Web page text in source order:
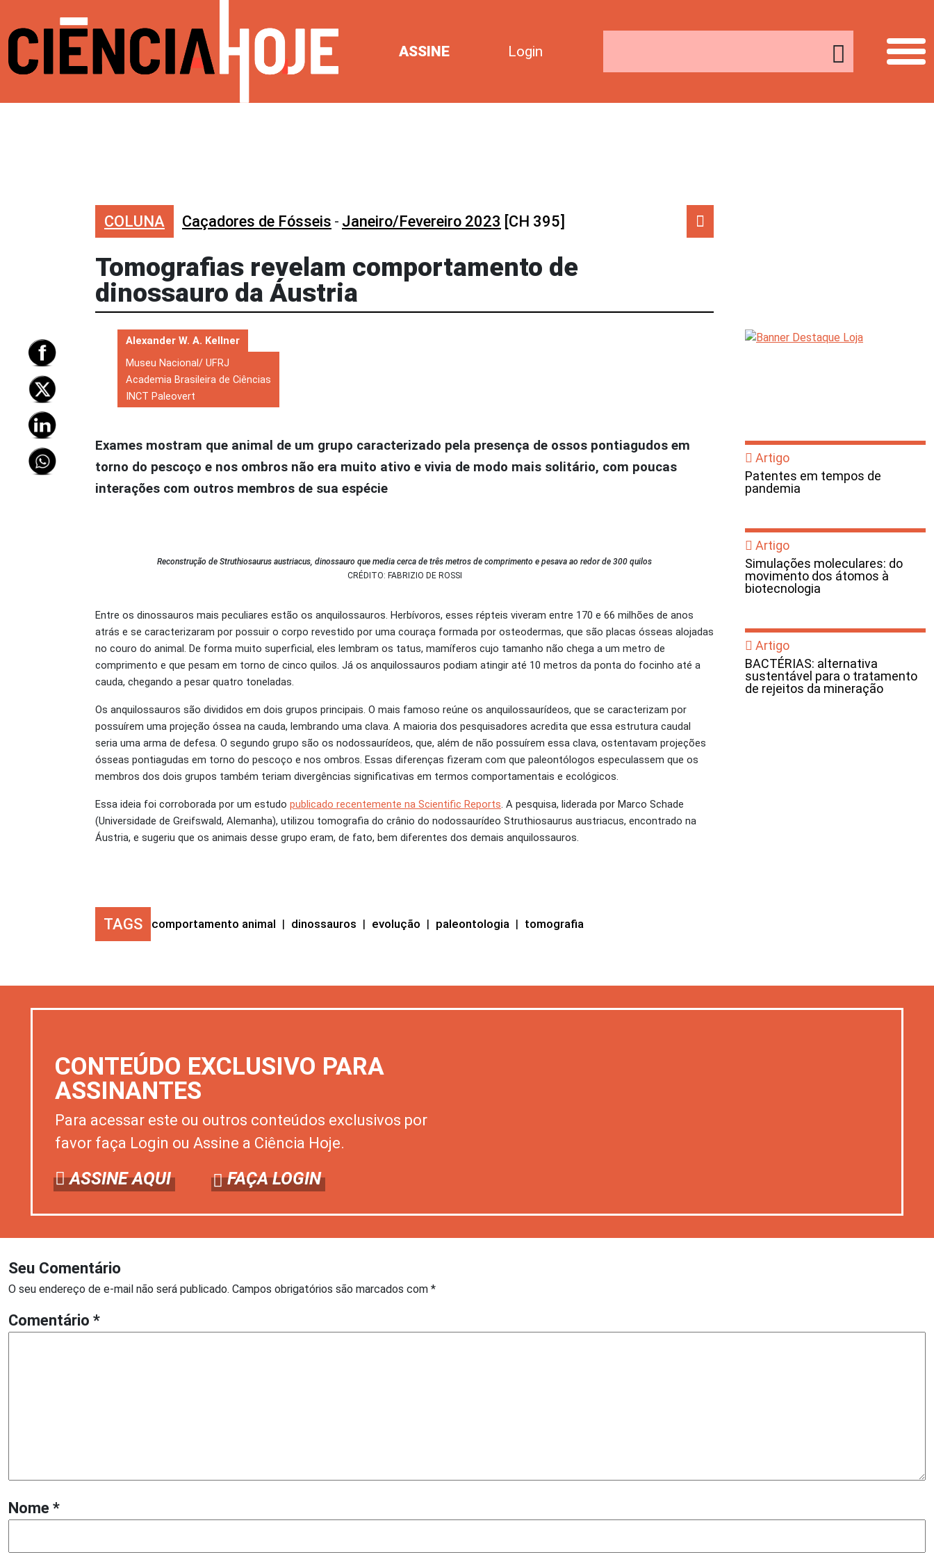
ASSINE Login
COLUNA Caçadores de Fósseis - Janeiro/Fevereiro 2023 [CH 395]
Tomografias revelam comportamento de
dinossauro da Áustria
Alexander W. A. Kellner
Museu Nacional/ UFRJ
Academia Brasileira de Ciências
INCT Paleovert
Exames mostram que animal de um grupo caracterizado pela presença de ossos pontiagudos em
torno do pescoço e nos ombros não era muito ativo e vivia de modo mais solitário, com poucas
interações com outros membros de sua espécie
Reconstrução de Struthiosaurus austriacus, dinossauro que media cerca de três metros de comprimento e pesava ao redor de 300 quilos
CRÉDITO: FABRIZIO DE ROSSI
Entre os dinossauros mais peculiares estão os anquilossauros. Herbívoros, esses répteis viveram entre 170 e 66 milhões de anos
atrás e se caracterizaram por possuir o corpo revestido por uma couraça formada por osteodermas, que são placas ósseas alojadas
no couro do animal. De forma muito superficial, eles lembram os tatus, mamíferos cujo tamanho não chega a um metro de
comprimento e que pesam em torno de cinco quilos. Já os anquilossauros podiam atingir até 10 metros da ponta do focinho até a
cauda, chegando a pesar quatro toneladas.
Os anquilossauros são divididos em dois grupos principais. O mais famoso reúne os anquilossaurídeos, que se caracterizam por
possuírem uma projeção óssea na cauda, lembrando uma clava. A maioria dos pesquisadores acredita que essa estrutura caudal
seria uma arma de defesa. O segundo grupo são os nodossaurídeos, que, além de não possuírem essa clava, ostentavam projeções
ósseas pontiagudas em torno do pescoço e nos ombros. Essas diferenças fizeram com que paleontólogos especulassem que os
membros dos dois grupos também teriam divergências significativas em termos comportamentais e ecológicos.
Essa ideia foi corroborada por um estudo publicado recentemente na Scientific Reports. A pesquisa, liderada por Marco Schade
(Universidade de Greifswald, Alemanha), utilizou tomografia do crânio do nodossaurídeo Struthiosaurus austriacus, encontrado na
Áustria, e sugeriu que os animais desse grupo eram, de fato, bem diferentes dos demais anquilossauros.
TAGS comportamento animal | dinossauros | evolução | paleontologia | tomografia
Artigo
Patentes em tempos de
pandemia
Artigo
Simulações moleculares: do
movimento dos átomos à
biotecnologia
Artigo
BACTÉRIAS: alternativa
sustentável para o tratamento
de rejeitos da mineração
CONTEÚDO EXCLUSIVO PARA
ASSINANTES
Para acessar este ou outros conteúdos exclusivos por
favor faça Login ou Assine a Ciência Hoje.
ASSINE AQUI FAÇA LOGIN
Seu Comentário
O seu endereço de e-mail não será publicado. Campos obrigatórios são marcados com *
Comentário *
Nome *